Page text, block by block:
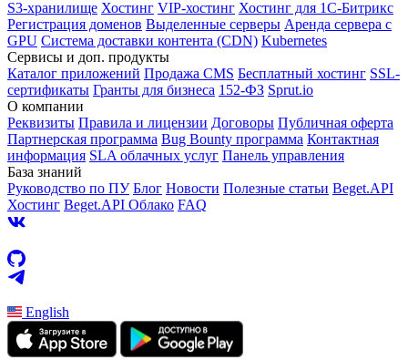
S3-хранилище Хостинг VIP-хостинг Хостинг для 1C-Битрикс
Регистрация доменов Выделенные серверы Аренда сервера с
GPU Система доставки контента (CDN) Kubernetes
Cервисы и доп. продукты
Каталог приложений Продажа CMS Бесплатный хостинг SSL-
сертификаты Гранты для бизнеса 152-ФЗ Sprut.io
О компании
Реквизиты Правила и лицензии Договоры Публичная оферта
Партнерская программа Bug Bounty программа Контактная
информация SLA облачных услуг Панель управления
База знаний
Руководство по ПУ Блог Новости Полезные статьи Beget.API
Хостинг Beget.API Облако FAQ
English